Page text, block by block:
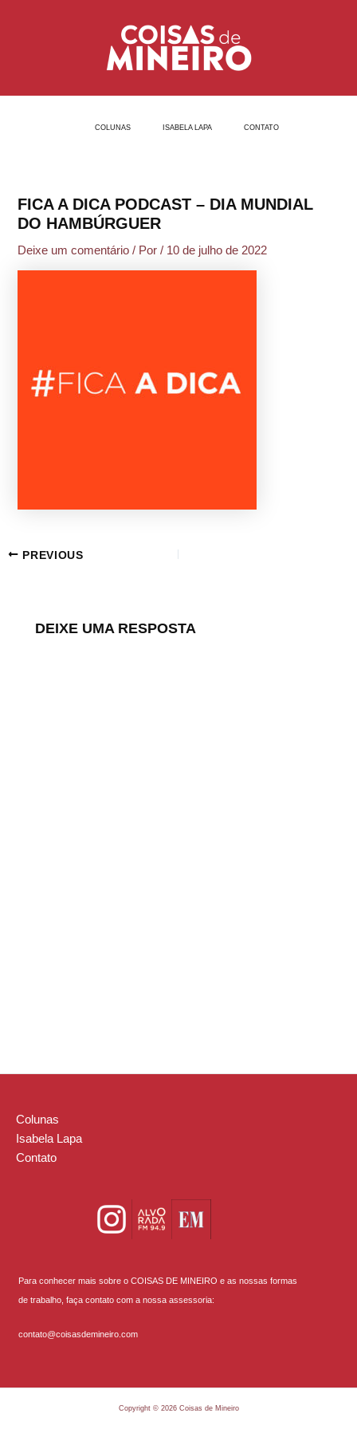
COLUNAS ISABELA LAPA CONTATO
FICA A DICA PODCAST – DIA MUNDIAL
DO HAMBÚRGUER
Deixe um comentário / Por/ 10 de julho de 2022
PREVIOUS
DEIXE UMA RESPOSTA
Colunas
Isabela Lapa
Contato
Para conhecer mais sobre o COISAS DE MINEIRO e as nossas formas
de trabalho, faça contato com a nossa assessoria:
contato@coisasdemineiro.com
Copyright © 2026 Coisas de Mineiro